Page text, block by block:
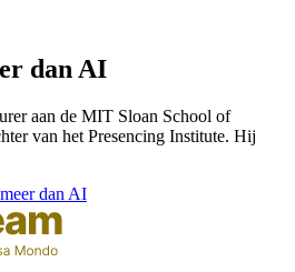
dan AI
aan de MIT Sloan School of
van het Presencing Institute. Hij
dan AI